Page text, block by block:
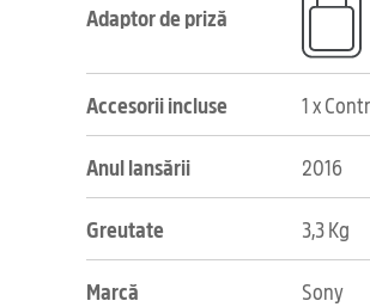
Adaptor de priză
Accesorii incluse 1 x
Anul lansării 2016
Greutate 3,3 Kg
Marcă Sony